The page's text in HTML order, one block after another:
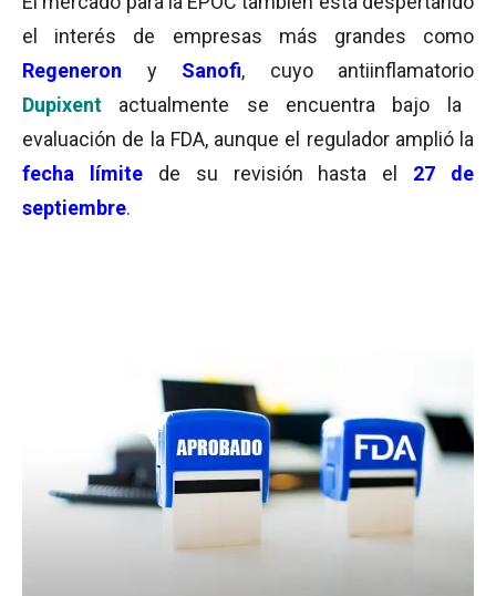
el interés de empresas más grandes como
Regeneron
y Sanofi, cuyo antiinflamatorio
Dupixent actualmente se encuentra bajo la
evaluación de la FDA, aunque el regulador amplió la
fecha límitede su revisión hasta el 27 de
septiembre.